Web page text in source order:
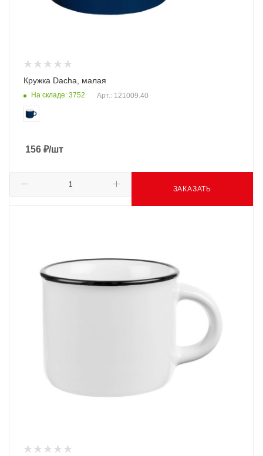
Кружка Dacha, малая
На складе: 3752 Арт.: 121009.40
156 ₽/шт
ЗАКАЗАТЬ